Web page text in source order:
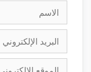
الاسم
البريد
الإلكتروني
الموقع